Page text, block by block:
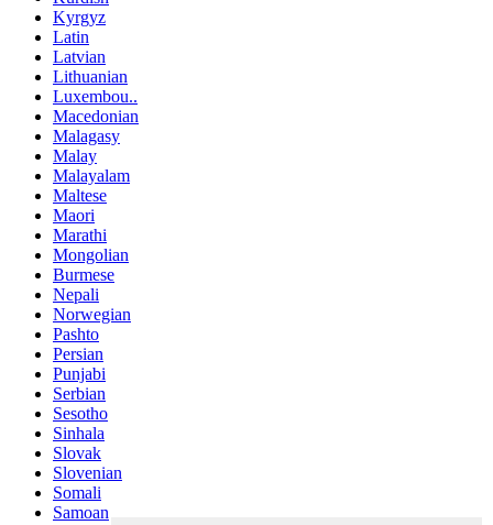
Kyrgyz
Latin
Latvian
Lithuanian
Luxembou..
Macedonian
Malagasy
Malay
Malayalam
Maltese
Maori
Marathi
Mongolian
Burmese
Nepali
Norwegian
Pashto
Persian
Punjabi
Serbian
Sesotho
Sinhala
Slovak
Slovenian
Somali
Samoan